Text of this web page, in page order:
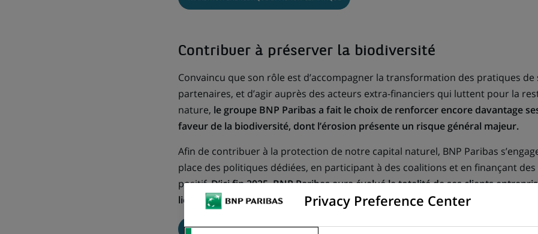
Contribuer à préserver la biodiversité
Convaincu que son rôle est d’accompagner la transformation des pratiques de
partenaires, et d’agir auprès des acteurs extra-financiers qui luttent pour la
nature, le groupe BNP Paribas a fait le choix de renforcer encore davantage
faveur de la biodiversité, dont l’érosion présente un risque général majeur.
Afin de contribuer à la protection de notre capital naturel, BNP Paribas
place des politiques dédiées, en participant à des coalitions et en finançant
positif.D’ici fin 2025, BNP Paribas aura évalué la totalité de ses clients
liés à la biodiversité.
CAPITAL NATUREL ET BIODIVERSITÉ
Privacy Preference Center